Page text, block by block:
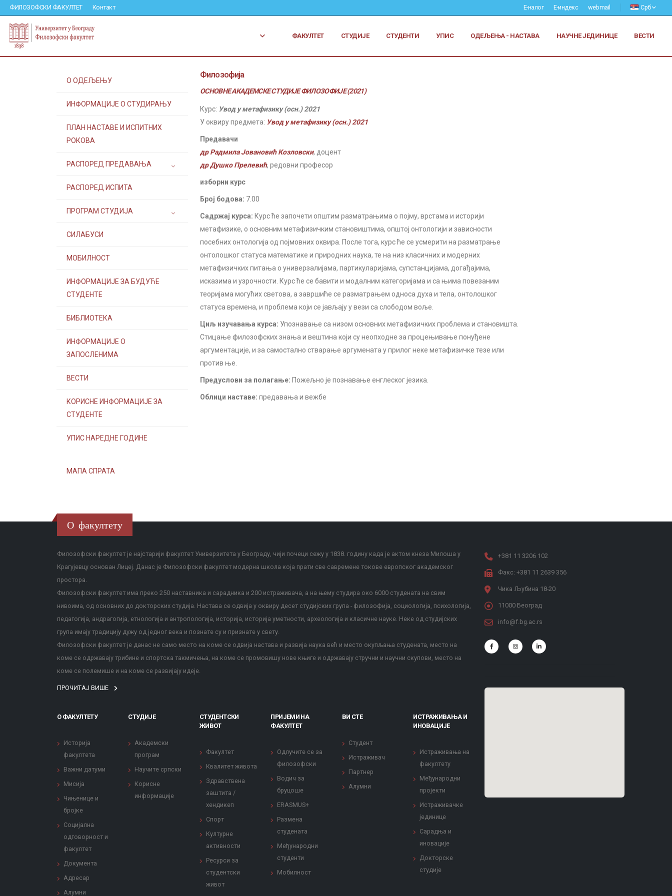
ФИЛОЗОФСКИ ФАКУЛТЕТ Контакт Е-налог Е-индекс webmail Срб
ФАКУЛТЕТ СТУДИЈЕ СТУДЕНТИ УПИС ОДЕЉЕЊА - НАСТАВА НАУЧНЕ ЈЕДИНИЦЕ ВЕСТИ
О ОДЕЉЕЊУ
ИНФОРМАЦИЈЕ О СТУДИРАЊУ
ПЛАН НАСТАВЕ И ИСПИТНИХ
РОКОВА
РАСПОРЕД ПРЕДАВАЊА
РАСПОРЕД ИСПИТА
ПРОГРАМ СТУДИЈА
СИЛАБУСИ
МОБИЛНОСТ
ИНФОРМАЦИЈЕ ЗА БУДУЋЕ
СТУДЕНТЕ
БИБЛИОТЕКА
ИНФОРМАЦИЈЕ О
ЗАПОСЛЕНИМА
ВЕСТИ
КОРИСНЕ ИНФОРМАЦИЈЕ ЗА
СТУДЕНТЕ
УПИС НАРЕДНЕ ГОДИНЕ
МАПА СПРАТА
Филозофија
ОСНОВНЕ АКАДЕМСКЕ СТУДИЈЕ ФИЛОЗОФИЈЕ (2021)
Курс: Увод у метафизику (осн.) 2021
У оквиру предмета: Увод у метафизику (осн.) 2021
Предавачи
др Радмила Јовановић Козловски, доцент
др Душко Прелевић, редовни професор
изборни курс
Број бодова: 7.00
Садржај курса: Курс ће започети општим разматрањима о појму, врстама и историји
метафизике, о основним метафизичким становиштима, општој онтологији и зависности
посебних онтологија од појмовних оквира. После тога, курс ће се усмерити на разматрање
онтолошког статуса математике и природних наука, те на низ класичних и модерних
метафизичких питања о универзалијама, партикуларијама, супстанцијама, догађајима,
исказима и узрочности. Курс ће се бавити и модалним категоријама и са њима повезаним
теоријама могућих светова, а завршиће се разматрањем односа духа и тела, онтолошког
статуса времена, и проблема који се јављају у вези са слободом воље.
Циљ изучавања курса: Упознавање са низом основних метафизичких проблема и становишта.
Стицање филозофских знања и вештина који су неопходне за процењивање понуђене
аргументације, и за самостално стварање аргумената у прилог неке метафизичке тезе или
против ње.
Предуслови за полагање: Пожељно је познавање енглеског језика.
Облици наставе: предавања и вежбе
О факултету
Филозофски факултет је најстарији факултет Универзитета у Београду, чији почеци сежу у 1838. годину када је актом кнеза Милоша у
Крагујевцу основан Лицеј. Данас је Филозофски факултет модерна школа која прати све савремене токове европског академског
простора.
Филозофски факултет има преко 250 наставника и сарадника и 200 истраживача, а на њему студира око 6000 студената на свим
нивоима, од основних до докторских студија. Настава се одвија у оквиру десет студијских група - филозофија, социологија, психологија,
педагогија, андрагогија, етнологија и антропологија, историја, историја уметности, археологија и класичне науке. Неке од студијских
група имају традицију дужу од једног века и познате су и признате у свету.
Филозофски факултет је данас не само место на коме се одвија настава и развија наука већ и место окупљања студената, место на
коме се одржавају трибине и спортска такмичења, на коме се промовишу нове књиге и одржавају стручни и научни скупови, место на
коме се полемише и на коме се развијају идеје.
ПРОЧИТАЈ ВИШЕ
О ФАКУЛТЕТУ
Историја
факултета
Важни датуми
Мисија
Чињенице и
бројке
Социјална
одговорност и
факултет
Документа
Адресар
Алумни
СТУДИЈЕ
Академски
програм
Научите српски
Корисне
информације
СТУДЕНТСКИ
ЖИВОТ
Факултет
Квалитет живота
Здравствена
заштита /
хендикеп
Спорт
Културне
активности
Ресурси за
студентски
живот
ПРИЈЕМИ НА
ФАКУЛТЕТ
Одлучите се за
филозофски
Водич за
бруцоше
ERASMUS+
Размена
студената
Међународни
студенти
Мобилност
ВИ СТЕ
Студент
Истраживач
Партнер
Алумни
ИСТРАЖИВАЊА И
ИНОВАЦИЈЕ
Истраживања на
факултету
Међународни
пројекти
Истраживачке
јединице
Сарадња и
иновације
Докторске
студије
+381 11 3206 102
Факс: +381 11 2639 356
Чика Љубина 18-20
11000 Београд
info@f.bg.ac.rs